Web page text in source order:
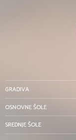
GRADIVA
OSNOVNE ŠOLE
SREDNJE ŠOLE